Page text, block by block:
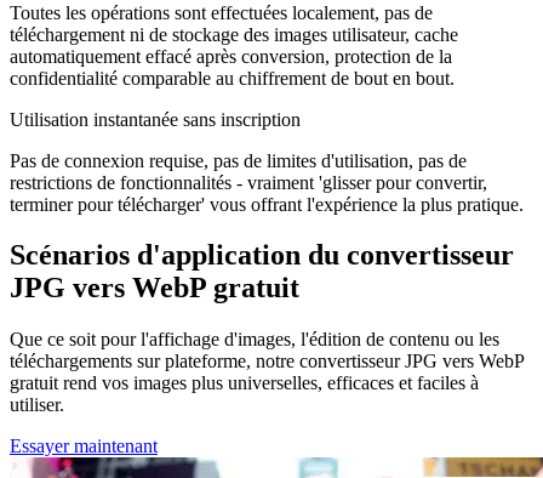
Toutes les opérations sont effectuées localement, pas de
téléchargement ni de stockage des images utilisateur, cache
automatiquement effacé après conversion, protection de la
confidentialité comparable au chiffrement de bout en bout.
Utilisation instantanée sans inscription
Pas de connexion requise, pas de limites d'utilisation, pas de
restrictions de fonctionnalités - vraiment 'glisser pour convertir,
terminer pour télécharger' vous offrant l'expérience la plus pratique.
Scénarios d'application du convertisseur
JPG vers WebP gratuit
Que ce soit pour l'affichage d'images, l'édition de contenu ou les
téléchargements sur plateforme, notre convertisseur JPG vers WebP
gratuit rend vos images plus universelles, efficaces et faciles à
utiliser.
Essayer maintenant